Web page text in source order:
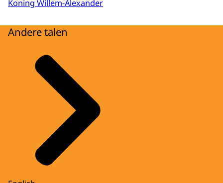
Koning Willem-Alexander
Andere talen